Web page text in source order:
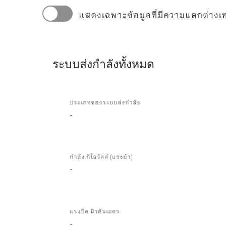
แสดงเฉพาะข้อมูลที่มีความแตกต่างเ
ระบบส่งกำลังทั้งหมด
กำลัง
ประเภทของระบบส่งกำลัง
-
กำลัง กิโลวัตต์ (แรงม้า)
-
แรงบิด นิวตันเมตร
-